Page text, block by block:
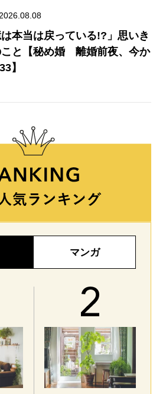
2026.08.08
は本当は戻っている!?」思いき
こと【秘め婚 離婚前夜、今か
】
マンガ